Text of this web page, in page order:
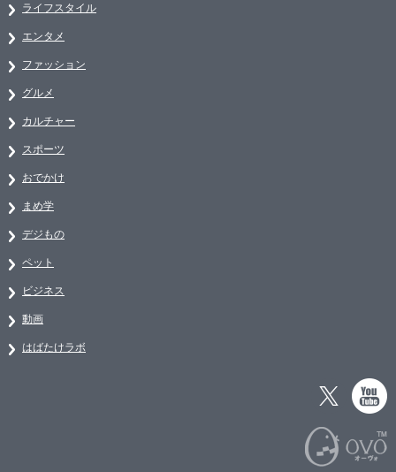
ライフスタイル
エンタメ
ファッション
グルメ
カルチャー
スポーツ
おでかけ
まめ学
デジもの
ペット
ビジネス
動画
はばたけラボ